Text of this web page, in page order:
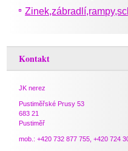
Kontakt
JK nerez
Pustiměřské Prusy 53
683 21
Pustiměř
mob.: +420 732 877 755, +420 724